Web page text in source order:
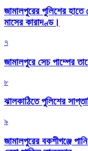
জামালপুরের পুলিশের
মাসের কারাদণ্ড।
৭
জামালপুরে সেচ পাম্পের
৮
‎ঝালকাঠিতে পুলিশের
৯
জামালপুরের বকশীগঞ্জে